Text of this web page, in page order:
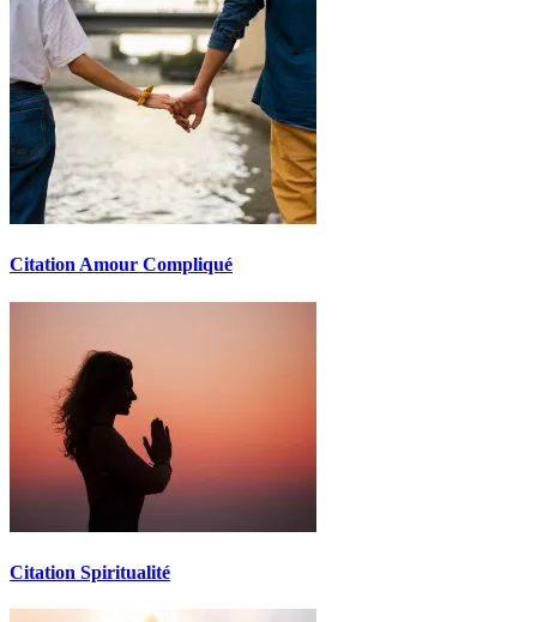
Citation Amour Compliqué
Citation Spiritualité